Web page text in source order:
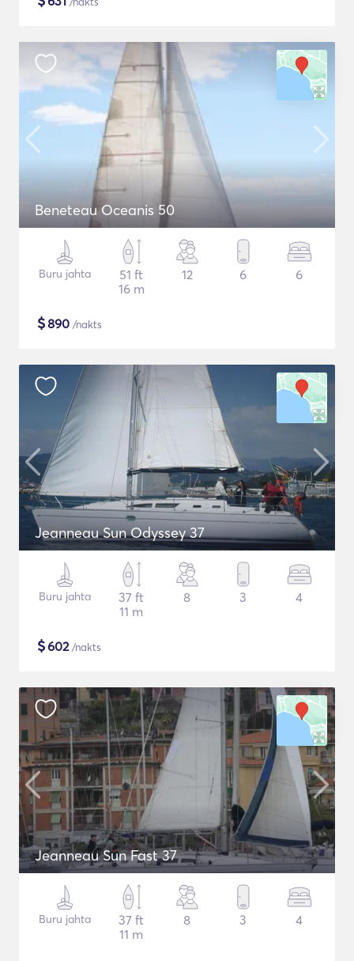
Beneteau Oceanis 50
Buru jahta
51 ft
16 m
12 6 6
$890 /nakts
Jeanneau Sun Odyssey 37
Buru jahta
37 ft
11 m
8 3 4
$602/nakts
Jeanneau Sun Fast 37
Buru jahta
37 ft
11 m
8 3 4